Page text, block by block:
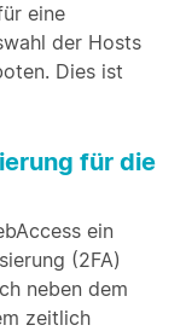
eine
der Hosts
Dies ist
für die
ein
(2FA)
neben dem
zeitlich